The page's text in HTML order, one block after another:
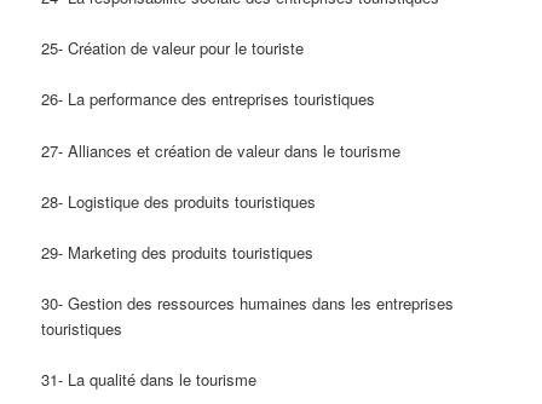
25- Création de valeur pour le touriste
26- La performance des entreprises touristiques
27- Alliances et création de valeur dans le tourisme
28- Logistique des produits touristiques
29- Marketing des produits touristiques
30- Gestion des ressources humaines dans les entreprises
touristiques
31- La qualité dans le tourisme